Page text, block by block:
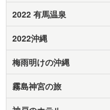
2022 有馬温泉
2022沖縄
梅雨明けの沖縄
霧島神宮の旅